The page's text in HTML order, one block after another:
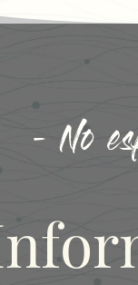
- No